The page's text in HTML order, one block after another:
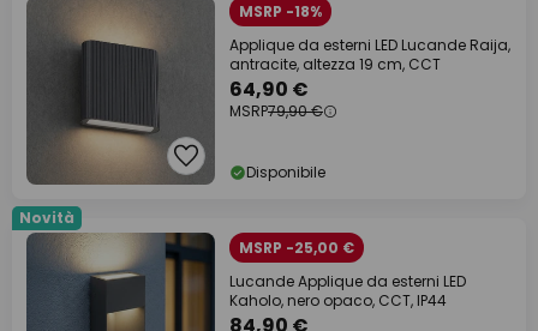
MSRP -18%
Applique da esterni LED Lucande Raija,
antracite, altezza 19 cm, CCT
64,90 €
MSRP79,90 €
Disponibile
Novità
MSRP -25,00 €
Lucande Applique da esterni LED
Kaholo, nero opaco, CCT, IP44